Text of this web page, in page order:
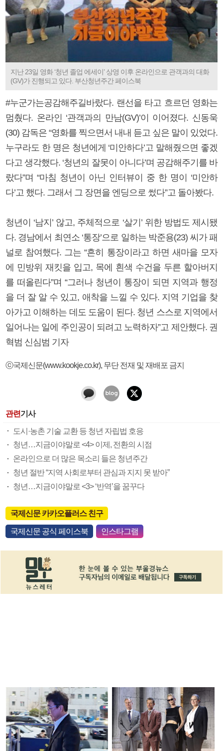
지난 23일 영화 ‘청년 졸업 에세이’ 상영 이후 온라인으로 관객과의 대화
(GV)가 진행되고 있다. 부산청년주간 페이스북
#누군가는공감해주길바랐다. 랜선을 타고 흐르던 영화는
멈췄다. 온라인 ‘관객과의 만남(GV)’이 이어졌다. 신동욱
(30) 감독은 “영화를 찍으면서 내내 듣고 싶은 말이 있었다.
누구라도 한 명은 청년에게 ‘미안하다’고 말해줬으면 좋겠
다고 생각했다. ‘청년의 잘못이 아니다’며 공감해주기를 바
랐다”며 “마침 청년이 아닌 인터뷰이 중 한 명이 ‘미안하
다’고 했다. 그래서 그 장면을 엔딩으로 썼다”고 돌아봤다.
청년이 ‘남지’ 않고, 주체적으로 ‘살기’ 위한 방법도 제시됐
다. 경남에서 최연소 ‘통장’으로 일하는 박준용(23) 씨가 패
널로 참여했다. 그는 “흔히 통장이라고 하면 새마을 모자
에 민방위 재킷을 입고, 목에 흰색 수건을 두른 할아버지
를 떠올린다”며 “그러나 청년이 통장이 되면 지역과 행정
을 더 잘 알 수 있고, 애착을 느낄 수 있다. 지역 기업을 찾
아가고 이해하는 데도 도움이 된다. 청년 스스로 지역에서
일어나는 일에 주인공이 되려고 노력하자”고 제안했다. 권
혁범 신심범 기자
ⓒ국제신문(www.kookje.co.kr), 무단 전재 및 재배포 금지
관련기사
도시·농촌 기술 교환 등 청년 자립법 호응
청년…지금이야말로 <4> 이제, 전환의 시점
온라인으로 더 많은 목소리 들은 청년주간
청년 절반 “지역 사회로부터 관심과 지지 못 받아”
청년…지금이야말로 <3> ‘반역’을 꿈꾸다
국제신문 카카오플러스 친구
국제신문 공식 페이스북 인스타그램